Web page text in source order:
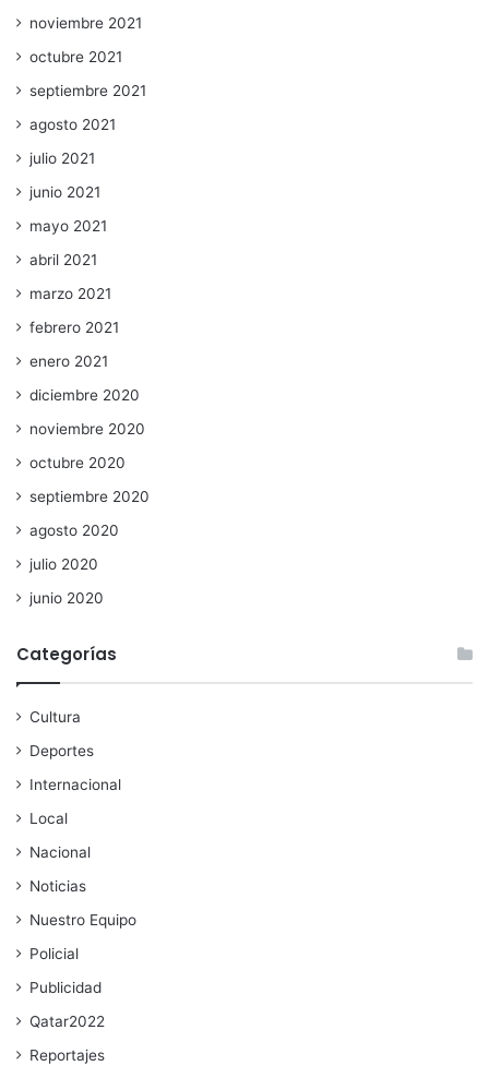
noviembre 2021
octubre 2021
septiembre 2021
agosto 2021
julio 2021
junio 2021
mayo 2021
abril 2021
marzo 2021
febrero 2021
enero 2021
diciembre 2020
noviembre 2020
octubre 2020
septiembre 2020
agosto 2020
julio 2020
junio 2020
Categorías
Cultura
Deportes
Internacional
Local
Nacional
Noticias
Nuestro Equipo
Policial
Publicidad
Qatar2022
Reportajes